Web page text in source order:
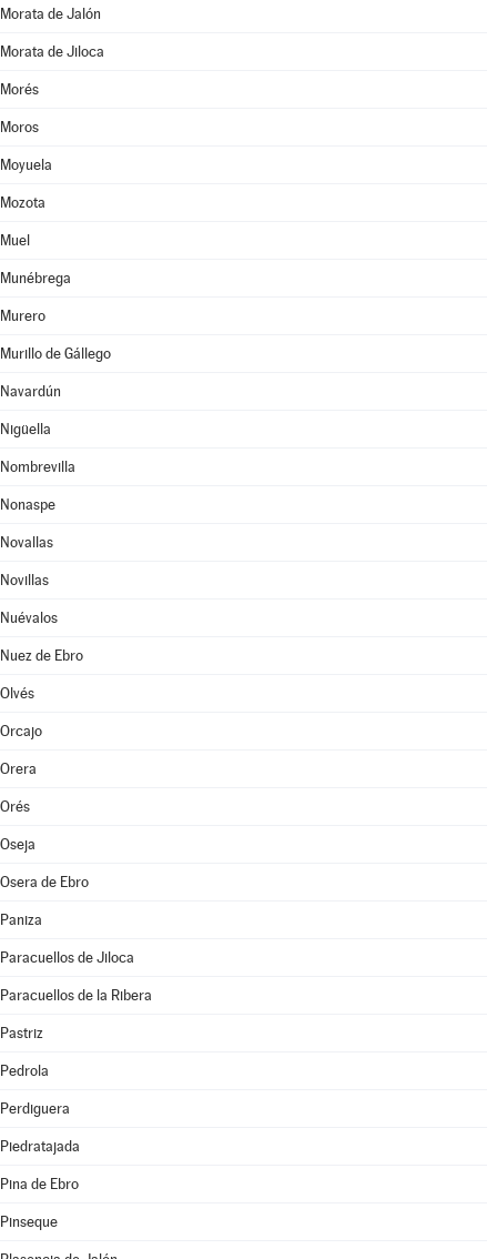
Morata de Jalón
Morata de Jiloca
Morés
Moros
Moyuela
Mozota
Muel
Munébrega
Murero
Murillo de Gállego
Navardún
Nigüella
Nombrevilla
Nonaspe
Novallas
Novillas
Nuévalos
Nuez de Ebro
Olvés
Orcajo
Orera
Orés
Oseja
Osera de Ebro
Paniza
Paracuellos de Jiloca
Paracuellos de la Ribera
Pastriz
Pedrola
Perdiguera
Piedratajada
Pina de Ebro
Pinseque